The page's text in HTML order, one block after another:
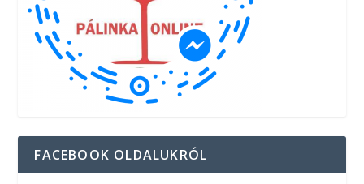
FACEBOOK OLDALUKRÓL